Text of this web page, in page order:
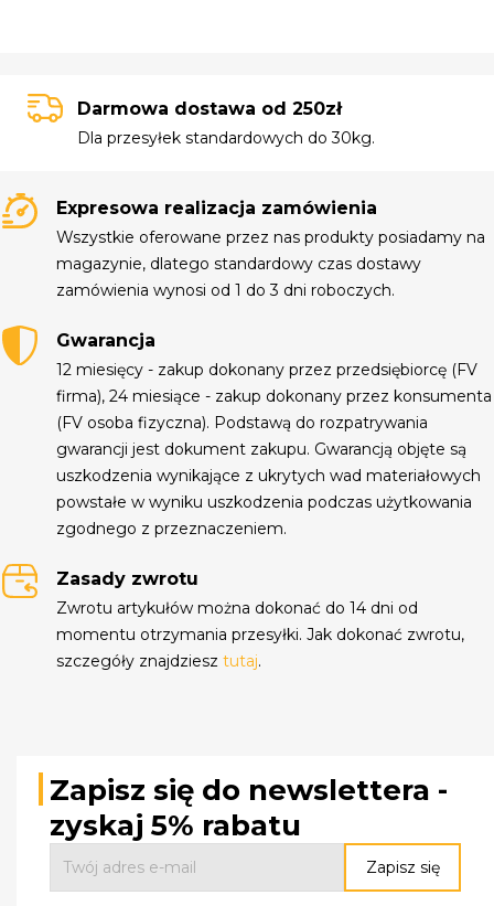
Darmowa dostawa od 250zł
Dla przesyłek standardowych do 30kg.
Expresowa realizacja zamówienia
Wszystkie oferowane przez nas produkty posiadamy na
magazynie, dlatego standardowy czas dostawy
zamówienia wynosi od 1 do 3 dni roboczych.
Gwarancja
12 miesięcy - zakup dokonany przez przedsiębiorcę (FV
firma), 24 miesiące - zakup dokonany przez konsumenta
(FV osoba fizyczna). Podstawą do rozpatrywania
gwarancji jest dokument zakupu. Gwarancją objęte są
uszkodzenia wynikające z ukrytych wad materiałowych
powstałe w wyniku uszkodzenia podczas użytkowania
zgodnego z przeznaczeniem.
Zasady zwrotu
Zwrotu artykułów można dokonać do 14 dni od
momentu otrzymania przesyłki. Jak dokonać zwrotu,
szczegóły znajdziesztutaj.
Zapisz się do newslettera -
zyskaj 5% rabatu